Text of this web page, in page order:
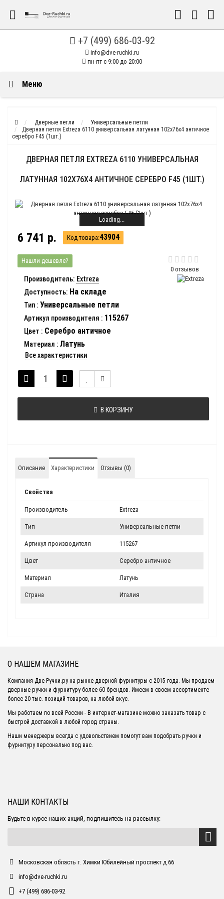
+7 (499) 686-03-92
info@dve-ruchki.ru
пн-пт с 9:00 до 20:00
Меню
Дверные петли
Универсальные петли
Дверная петля Extreza 6110 универсальная латунная 102x76x4 античное
серебро F45 (1шт.)
ДВЕРНАЯ ПЕТЛЯ EXTREZA 6110 УНИВЕРСАЛЬНАЯ
ЛАТУННАЯ 102X76X4 АНТИЧНОЕ СЕРЕБРО F45 (1ШТ.)
Loading...
0 отзывов
6 741 р. Код товара:43904
Нашли дешевле?
Производитель: Extreza
Доступность: На складе
Тип : Универсальные петли
Артикул производителя : 115267
Цвет : Серебро античное
Материал : Латунь
Все характеристики
В КОРЗИНУ
Описание Характеристики Отзывы (0)
Свойства
Производитель Extreza
Тип Универсальные петли
Артикул производителя 115267
Цвет Серебро античное
Материал Латунь
Страна Италия
О НАШЕМ МАГАЗИНЕ
Компания Две-Ручки.ру на рынке дверной фурнитуры с 2015 года. Мы продаем
дверные ручки и фурнитуру более 60 брендов. Имеем в своем ассортименте
более 20 тыс. позиций товаров, на любой вкус.
Мы работаем по всей России - В интернет-магазине можно заказать товар с
быстрой доставкой в любой город страны.
Наши менеджеры всегда с удовольствием помогут вам подобрать ручки и
фурнитуру персонально под вас.
НАШИ КОНТАКТЫ
Будьте в курсе наших акций, подпишитесь на рассылку:
Московская область г. Химки Юбилейный проспект д 66
info@dve-ruchki.ru
+7 (499) 686-03-92